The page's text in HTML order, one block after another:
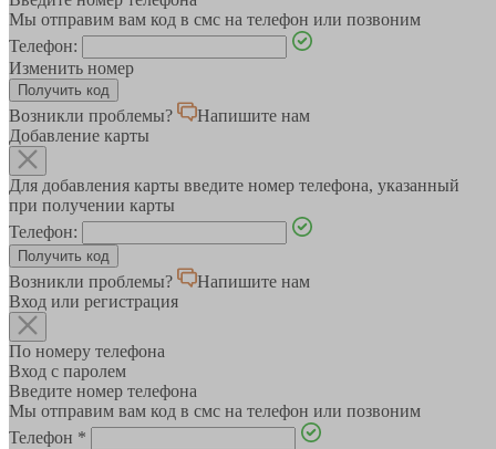
Мы отправим вам код в смс на телефон или позвоним
Телефон:
Изменить номер
Возникли проблемы?
Напишите нам
Добавление карты
Для добавления карты введите номер телефона, указанный
при получении карты
Телефон:
Возникли проблемы?
Напишите нам
Вход или регистрация
По номеру телефона
Вход с паролем
Введите номер телефона
Мы отправим вам код в смс на телефон или позвоним
Телефон *